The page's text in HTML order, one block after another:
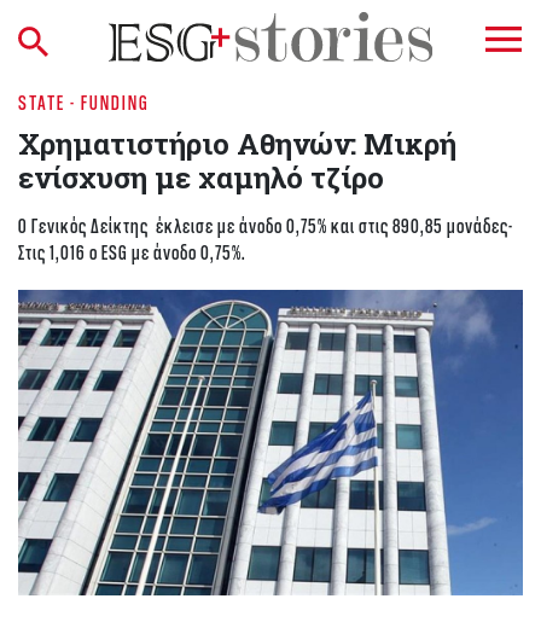
STATE - FUNDING
Χρηματιστήριο Αθηνών: Μικρή
ενίσχυση με χαμηλό τζίρο
Ο Γενικός Δείκτης έκλεισε με άνοδο 0,75% και στις 890,85 μονάδες-
Στις 1,016 ο ESG με άνοδο 0,75%.